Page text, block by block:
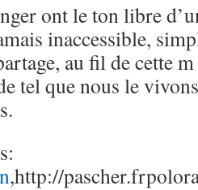
ont le ton libre
inaccessible,
au fil de cette
tel que nous le
,http://